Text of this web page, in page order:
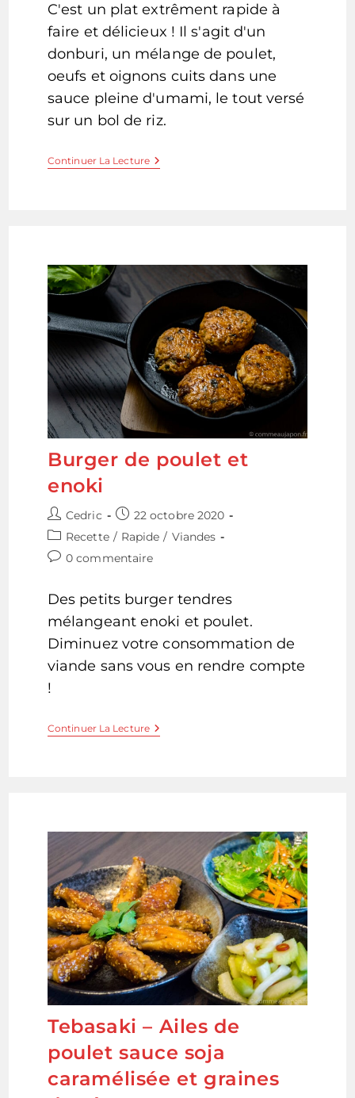
C'est un plat extrêment rapide à
faire et délicieux ! Il s'agit d'un
donburi, un mélange de poulet,
oeufs et oignons cuits dans une
sauce pleine d'umami, le tout versé
sur un bol de riz.
Continuer La LectureOyakodon
親
丼
Burger de poulet et
enoki
Auteur/autrice
de
la
publication :
Cedric
Publication
publiée :
22 octobre 2020
Post
category:
Recette / Rapide / Viandes
Commentaires
publication :
0 commentaire
Des petits burger tendres
mélangeant enoki et poulet.
Diminuez votre consommation de
viande sans vous en rendre compte
!
Continuer La LectureBurger
De
Tebasaki – Ailes de
poulet sauce soja
caramélisée et graines